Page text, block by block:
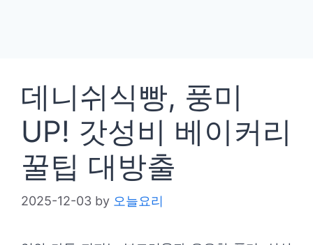
데니쉬식빵, 풍미
UP! 갓성비 베이커리
꿀팁 대방출
2025-12-03 by 오늘요리